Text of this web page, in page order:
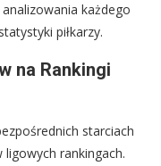
każdego
piłkarzy.
na Rankingi
starciach
rankingach.